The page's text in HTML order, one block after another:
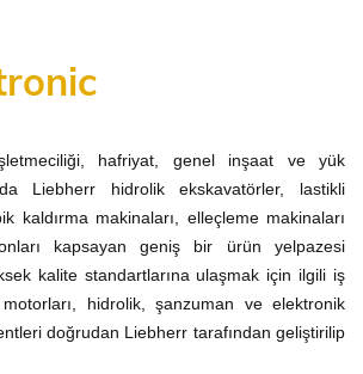
hafriyat, genel inşaat ve yük
Liebherr hidrolik ekskavatörler, lastikli
kaldırma makinaları, elleçleme makinaları
kapsayan geniş bir ürün yelpazesi
kalite standartlarına ulaşmak için ilgili iş
motorları, hidrolik, şanzuman ve elektronik
doğrudan Liebherr tarafından geliştirilip